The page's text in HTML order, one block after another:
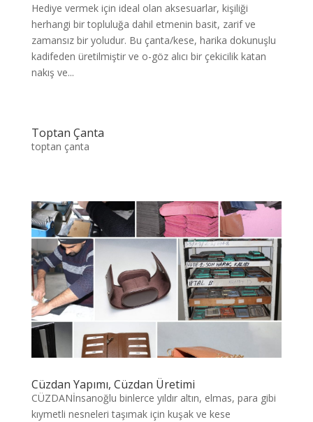
Hediye vermek için ideal olan aksesuarlar, kişiliği
herhangi bir topluluğa dahil etmenin basit, zarif ve
zamansız bir yoludur. Bu çanta/kese, harika dokunuşlu
kadifeden üretilmiştir ve o-göz alıcı bir çekicilik katan
nakış ve...
Toptan Çanta
toptan çanta
Cüzdan Yapımı, Cüzdan Üretimi
CÜZDANİnsanoğlu binlerce yıldır altın, elmas, para gibi
kıymetli nesneleri taşımak için kuşak ve kese